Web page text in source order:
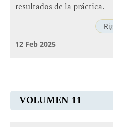
resultados de la práctica.
12 Feb 2025
VOLUMEN 11